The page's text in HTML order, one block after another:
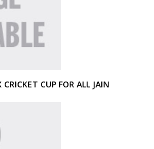
CRICKET CUP FOR ALL JAIN